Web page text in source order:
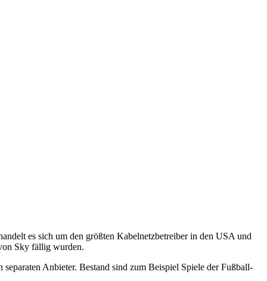
es sich um den größten Kabelnetzbetreiber in den USA und
Sky fällig wurden.
Anbieter. Bestand sind zum Beispiel Spiele der Fußball-